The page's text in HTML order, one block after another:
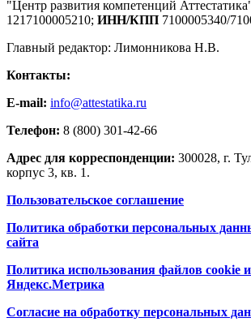
"Центр развития компетенций
1217100005210; ИНН/КПП 7100005340/
Главный редактор: Лимонникова Н.В.
Контакты:
E-mail: info@attestatika.ru
Телефон: 8 (800) 301-42-66
Адрес для корреспонденции: 300028, г.
корпус 3, кв. 1.
Пользовательское соглашение
Политика обработки персональных
сайта
Политика использования файлов cookie и
Яндекс.Метрика
Согласие на обработку персональных